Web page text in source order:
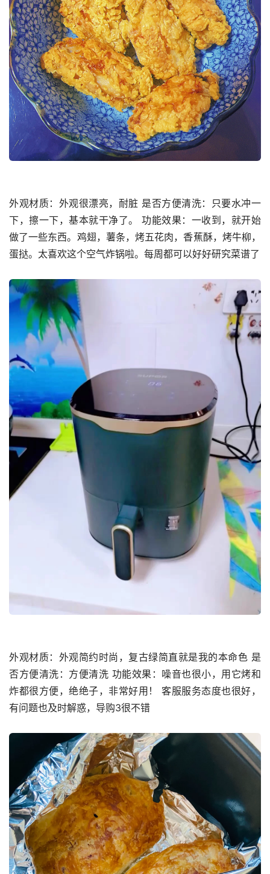
外观材质：外观很漂亮，耐脏 是否方便清洗：只要水冲一
下，擦一下，基本就干净了。 功能效果：一收到，就开始
做了一些东西。鸡翅，薯条，烤五花肉，香蕉酥，烤牛柳，
蛋挞。太喜欢这个空气炸锅啦。每周都可以好好研究菜谱了
外观材质：外观简约时尚，复古绿简直就是我的本命色 是
否方便清洗：方便清洗 功能效果：噪音也很小，用它烤和
炸都很方便，绝绝子，非常好用！ 客服服务态度也很好，
有问题也及时解惑，导购3很不错